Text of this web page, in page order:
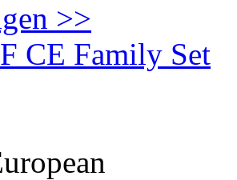
>>
CE Family Set